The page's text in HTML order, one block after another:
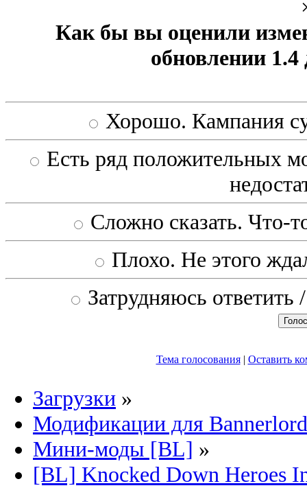
Как бы вы оценили
обновлении
Хорошо. Кампания
Есть ряд положительных
Сложно сказать. Что-
Плохо. Не этого
Затрудняюсь
Тема голосования| Оставить
Загрузки »
Модификации для Bannerlord
Мини-моды [BL] »
[BL] Knocked Down Heroes